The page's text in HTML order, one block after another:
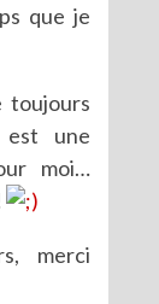
que je
toujours
est une
moi…
merci